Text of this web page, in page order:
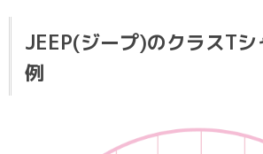
JEEP(ジープ)のクラスT
例